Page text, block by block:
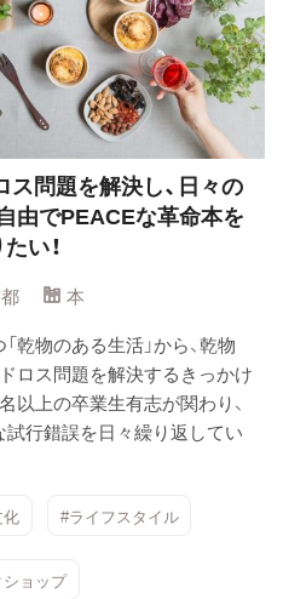
ス問題を解決し、日々の
由でPEACEな革命本を
い！
本
乾物のある生活」から、乾物
ロス問題を解決するきっかけ
以上の卒業生有志が関わり、
行錯誤を日々繰り返してい
#ライフスタイル
ョップ